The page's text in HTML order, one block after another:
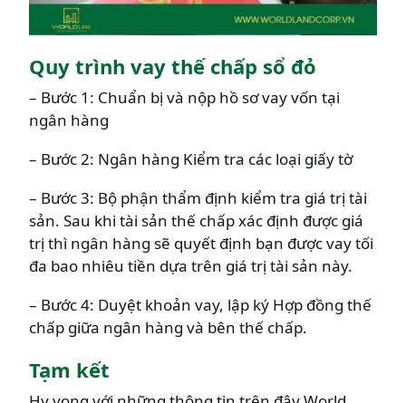
Quy trình vay thế chấp sổ đỏ
– Bước 1: Chuẩn bị và nộp hồ sơ vay vốn tại
ngân hàng
– Bước 2: Ngân hàng Kiểm tra các loại giấy tờ
– Bước 3: Bộ phận thẩm định kiểm tra giá trị tài
sản. Sau khi tài sản thế chấp xác định được giá
trị thì ngân hàng sẽ quyết định bạn được vay tối
đa bao nhiêu tiền dựa trên giá trị tài sản này.
– Bước 4: Duyệt khoản vay, lập ký Hợp đồng thế
chấp giữa ngân hàng và bên thế chấp.
Tạm kết